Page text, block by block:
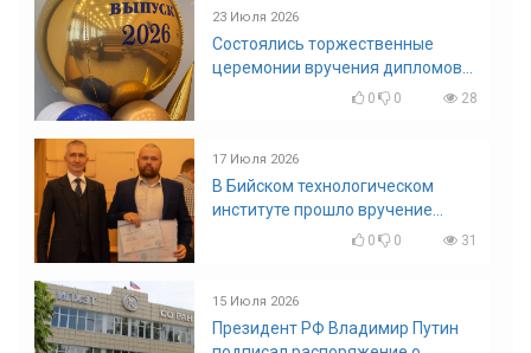
23 Июля 2026
Состоялись торжественные
церемонии вручения дипломов
0 0 28
17 Июля 2026
В Бийском технологическом
институте прошло вручение
0 0 31
15 Июля 2026
Президент РФ Владимир Путин